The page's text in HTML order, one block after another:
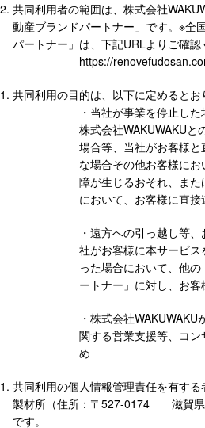
共同利用者の範囲は、株式会社
動産ブランドパートナー」です。※全
パートナー」は、下記URLよりご確認
https://
共同利用の目的は、以下に定めるとお
・当社が事業を停止し
株式会社WAKUWAKUと
場合等、当社がお客様
な場合その他お客様に
障が生じるおそれ、ま
において、お客様に直
・遠方への引っ越し等
社がお客様に本サービ
った場合において、他
ートナー」に対し、お
・株式会社
関する営業支援等、コ
め
共同利用の個人情報管理責任を有す
製材所（住所：〒527-0174 滋賀県
です。